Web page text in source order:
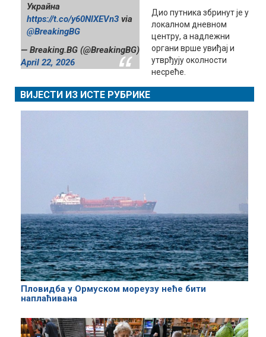
Украйна
https://t.co/y60NlXEVn3 via
@BreakingBG
— Breaking.BG (@BreakingBG)
April 22, 2026
Дио путника збринут је у
локалном дневном
центру, а надлежни
органи врше увиђај и
утврђују околности
несреће.
ВИЈЕСТИ ИЗ ИСТЕ РУБРИКЕ
Пловидба у Ормуском мореузу неће бити
наплаћивана